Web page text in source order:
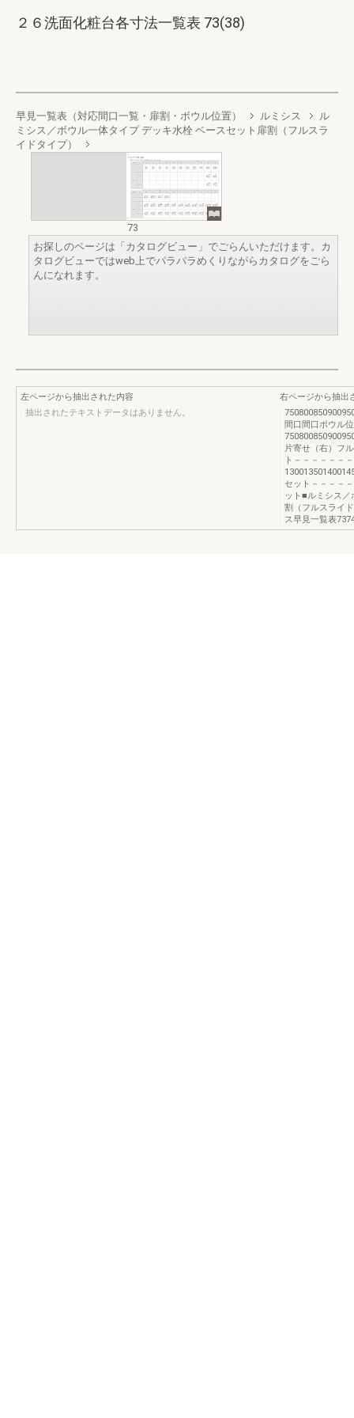
２６洗面化粧台各寸法一覧表 73(38)
早見一覧表（対応間口一覧・扉割・ボウル位置） ルミシス
ル
ミシス／ボウル一体タイプ デッキ水栓 ベースセット扉割（フルスラ
イドタイプ）
73
お探しのページは「カタログビュー」でごらんいただけます。カ
タログビューではweb上でパラパラめくりながらカタログをごら
んになれます。
左ページから抽出された内容
抽出されたテキストデータはありません。
右ページから抽出
間口間口ボウル
片寄せ（右）フ
ト－－－－－－
セット－－－－
ット■ルミシス
割（フルスライ
ス早見一覧表